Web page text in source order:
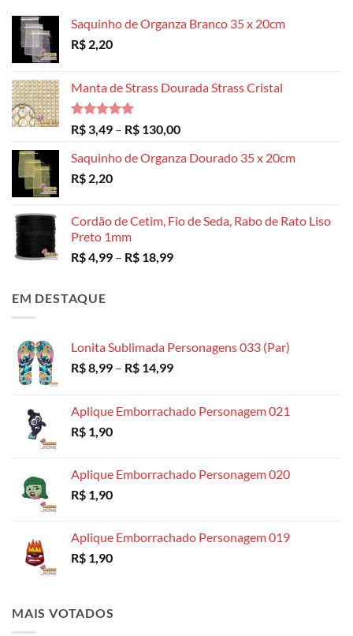
Saquinho de Organza Branco 35 x 20cm
R$ 2,20
Manta de Strass Dourada Strass Cristal
Avaliação
5.00
de 5
R$ 3,49 – R$ 130,00Faixa
preço:
Saquinho de Organza Dourado 35 x 20cm
R$ 2,20
Cordão de Cetim, Fio de Seda, Rabo de Rato Liso
Preto 1mm
R$4,99 – R$ 18,99Faixa
EM DESTAQUE
Lonita Sublimada Personagens 033 (Par)
R$8,99 – R$ 14,99Faixa
R$ 8,99
Aplique Emborrachado Personagem 021
R$ 1,90
Aplique Emborrachado Personagem 020
R$ 1,90
Aplique Emborrachado Personagem 019
R$ 1,90
MAIS VOTADOS